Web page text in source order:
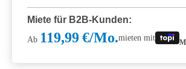
Miete für B2B-Kunden:
Ab 119,99 €/Mo.mieten mit